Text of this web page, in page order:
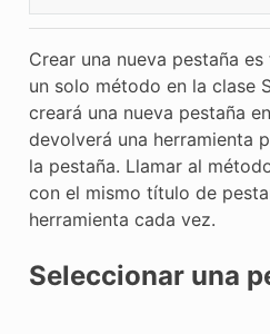
Crear una nueva pestaña
un solo método en la clase
creará una nueva pestaña
devolverá una herramienta
la pestaña. Llamar al
con el mismo título de
herramienta cada vez.
Seleccionar una